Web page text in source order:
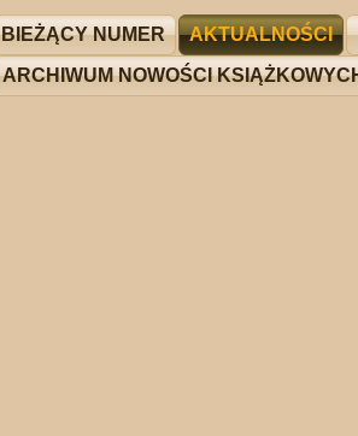
BIEŻĄCY NUMER AKTUALNOŚCI
ARCHIWUM NOWOŚCI